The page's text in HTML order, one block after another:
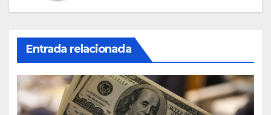
Entrada relacionada